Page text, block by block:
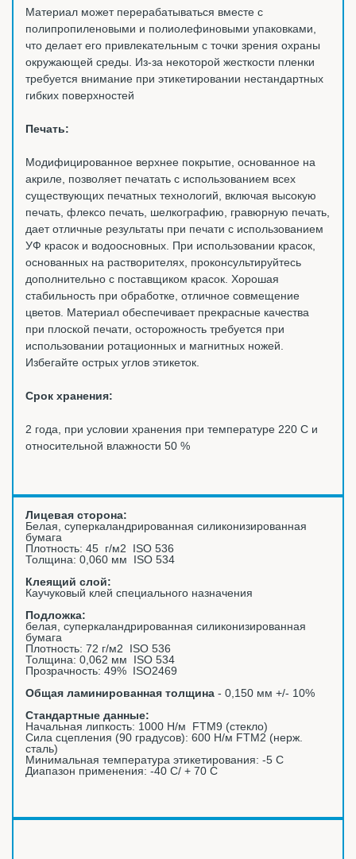
Материал может перерабатываться вместе с
полипропиленовыми и полиолефиновыми упаковками,
что делает его привлекательным с точки зрения охраны
окружающей среды. Из-за некоторой жесткости пленки
требуется внимание при этикетировании нестандартных
гибких поверхностей
Печать:
Модифицированное верхнее покрытие, основанное на
акриле, позволяет печатать с использованием всех
существующих печатных технологий, включая высокую
печать, флексо печать, шелкографию, гравюрную печать,
дает отличные результаты при печати с использованием
УФ красок и водоосновных. При использовании красок,
основанных на растворителях, проконсультируйтесь
дополнительно с поставщиком красок. Хорошая
стабильность при обработке, отличное совмещение
цветов. Материал обеспечивает прекрасные качества
при плоской печати, осторожность требуется при
использовании ротационных и магнитных ножей.
Избегайте острых углов этикеток.
Срок хранения:
2 года, при условии хранения при температуре 220 С и
относительной влажности 50 %
Лицевая сторона:
Белая, суперкаландрированная силиконизированная
бумага
Плотность: 45 г/м2 ISO 536
Толщина: 0,060 мм ISO 534
Клеящий слой:
Каучуковый клей специального назначения
Подложка:
белая, суперкаландрированная силиконизированная
бумага
Плотность: 72 г/м2 ISO 536
Толщина: 0,062 мм ISO 534
Прозрачность: 49% ISO2469
Общая ламинированная толщина - 0,150 мм +/- 10%
Стандартные данные:
Начальная липкость: 1000 Н/м FTM9 (стекло)
Сила сцепления (90 градусов): 600 Н/м FTM2 (нерж.
сталь)
Минимальная температура этикетирования: -5 С
Диапазон применения: -40 С/ + 70 С